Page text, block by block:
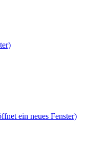
ein neues Fenster)